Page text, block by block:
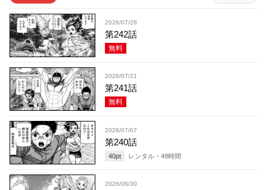
2026/07/28
第242話
無料
2026/07/21
第241話
無料
2026/07/07
第240話
40pt レンタル・ 48時間
2026/06/30